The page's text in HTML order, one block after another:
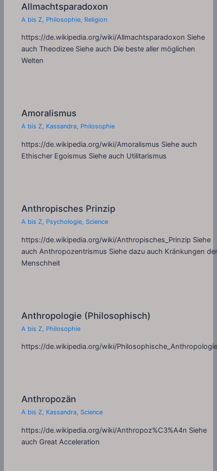
Allmachtsparadoxon
A bis Z, Philosophie, Religion
https://de.wikipedia.org/wiki/Allmachtsparadoxon Siehe
auch Theodizee Siehe auch Die beste aller möglichen
Welten
Amoralismus
A bis Z, Kassandra, Philosophie
https://de.wikipedia.org/wiki/Amoralismus Siehe auch
Ethischer Egoismus Siehe auch Utilitarismus
Anthropisches Prinzip
A bis Z, Psychologie, Science
https://de.wikipedia.org/wiki/Anthropisches_Prinzip Siehe
auch Anthropozentrismus Siehe dazu auch Kränkungen
Menschheit
Anthropologie (Philosophisch)
A bis Z, Philosophie
https://de.wikipedia.org/wiki/
Anthropozän
A bis Z, Kassandra, Science
https://de.wikipedia.org/wiki/Anthropoz%C3%A4n Siehe
auch Great Acceleration